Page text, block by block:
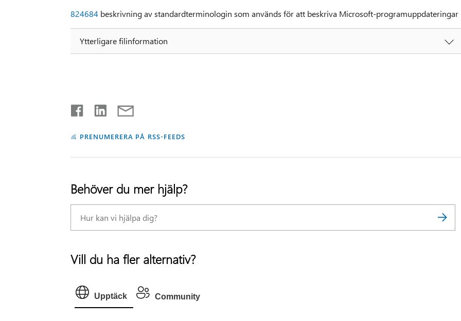
824684 beskrivning av standardterminologin som används för att beskriva Microsoft-programuppdateringar
Ytterligare filinformation
PRENUMERERA PÅ RSS-FEEDS
Behöver du mer hjälp?
Vill du ha fler alternativ?
Upptäck Community